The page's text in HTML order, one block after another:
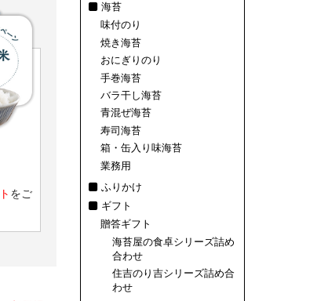
をご
海苔
味付のり
焼き海苔
おにぎりのり
手巻海苔
バラ干し海苔
青混ぜ海苔
寿司海苔
箱・缶入り味海苔
業務用
ふりかけ
ギフト
贈答ギフト
海苔屋の食卓シリーズ詰め
合わせ
住吉のり吉シリーズ詰め合
わせ